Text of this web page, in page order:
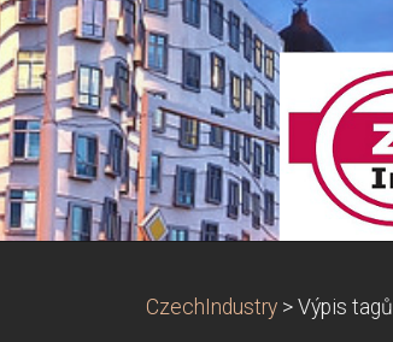
CzechIndustry > Výpis tagů